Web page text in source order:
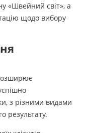
«Швейний світ», а
щодо вибору
з різними видами
результату.